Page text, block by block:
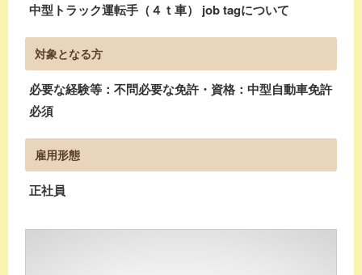
中型トラック運転手（４ｔ車） job tagについて
対象となる方
必要な経験等：不問必要な免許・資格：中型自動車免許
必須
雇用形態
正社員